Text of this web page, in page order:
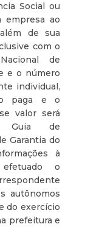
Social ou
empresa ao
de sua
com o
de
e o número
individual,
paga e o
valor será
Guia de
Garantia do
à
o
autônomos
do exercício
prefeitura e